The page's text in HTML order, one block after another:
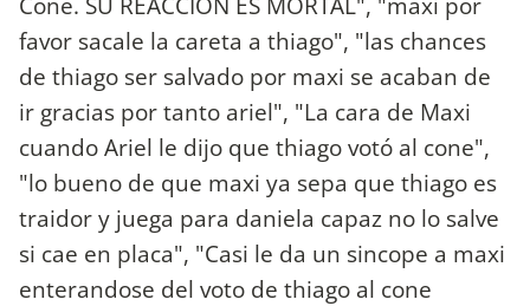
favor sacale la careta a thiago", "las chances
de thiago ser salvado por maxi se acaban de
ir gracias por tanto ariel", "La cara de Maxi
cuando Ariel le dijo que thiago votó al cone",
"lo bueno de que maxi ya sepa que thiago es
traidor y juega para daniela capaz no lo salve
si cae en placa", "Casi le da un sincope a maxi
enterandose del voto de thiago al cone